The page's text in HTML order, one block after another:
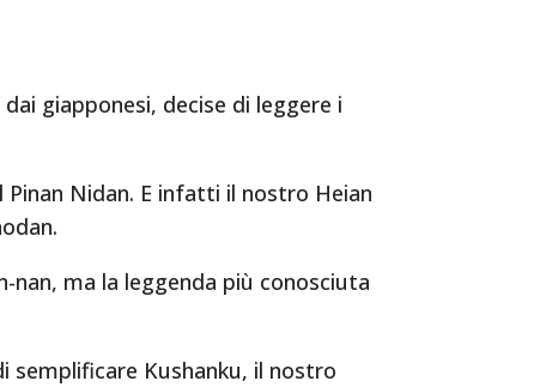
giapponesi, decise di leggere i
Pinan Nidan. E infatti il nostro Heian
nan, ma la leggenda più conosciuta
semplificare Kushanku, il nostro